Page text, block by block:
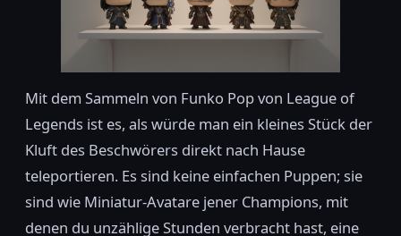
Mit dem Sammeln von Funko Pop von League of
Legends ist es, als würde man ein kleines Stück der
Kluft des Beschwörers direkt nach Hause
teleportieren. Es sind keine einfachen Puppen; sie
sind wie Miniatur-Avatare jener Champions, mit
denen du unzählige Stunden verbracht hast, eine